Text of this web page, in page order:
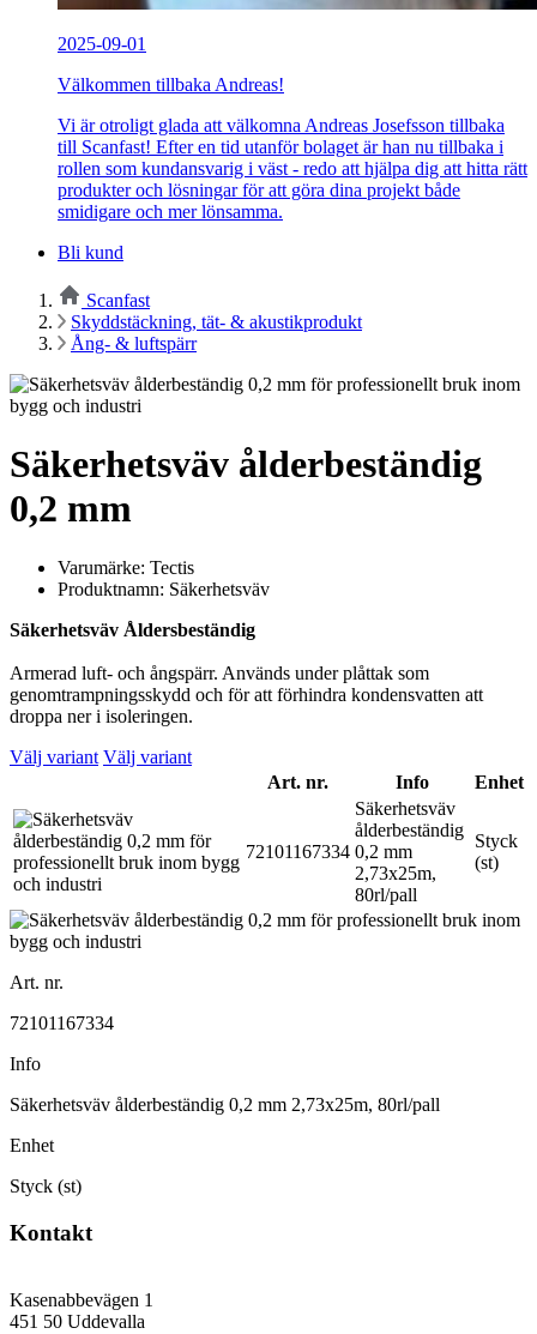
2025-09-01
Välkommen tillbaka Andreas!
Vi är otroligt glada att välkomna Andreas Josefsson tillbaka
till Scanfast! Efter en tid utanför bolaget är han nu tillbaka i
rollen som kundansvarig i väst - redo att hjälpa dig att hitta rätt
produkter och lösningar för att göra dina projekt både
smidigare och mer lönsamma.
Bli kund
Scanfast
Skyddstäckning, tät- & akustikprodukt
Ång- & luftspärr
Säkerhetsväv ålderbeständig
0,2 mm
Varumärke: Tectis
Produktnamn: Säkerhetsväv
Säkerhetsväv Åldersbeständig
Armerad luft- och ångspärr. Används under plåttak som
genomtrampningsskydd och för att förhindra kondensvatten att
droppa ner i isoleringen.
Välj variant Välj variant
Art. nr.
Info Enhet
72101167334
Säkerhetsväv
ålderbeständig
0,2 mm
2,73x25m,
80rl/pall
Styck
(st)
Art. nr.
72101167334
Info
Säkerhetsväv ålderbeständig 0,2 mm 2,73x25m, 80rl/pall
Enhet
Styck (st)
Kontakt
Kasenabbevägen 1
451 50 Uddevalla